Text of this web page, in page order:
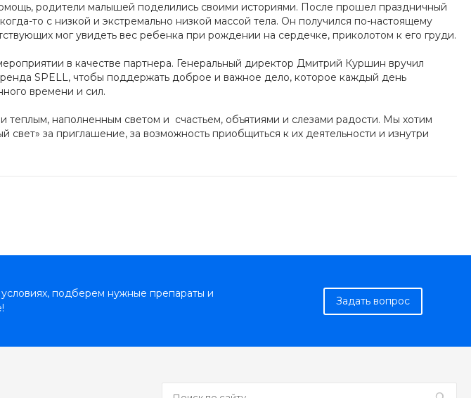
родители малышей поделились своими историями. После прошел праздничный
то с низкой и экстремально низкой массой тела. Он получился по-настоящему
мог увидеть вес ребенка при рождении на сердечке, приколотом к его груди.
в качестве партнера. Генеральный директор Дмитрий Куршин вручил
SPELL, чтобы поддержать доброе и важное дело, которое каждый день
времени и сил.
наполненным светом и счастьем, объятиями и слезами радости. Мы хотим
за приглашение, за возможность приобщиться к их деятельности и изнутри
подберем нужные препараты и
Задать вопрос